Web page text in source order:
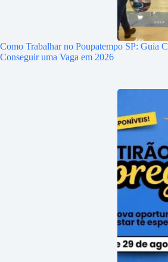
Como Trabalhar no Poupatempo SP: Guia
Conseguir uma Vaga em 2026